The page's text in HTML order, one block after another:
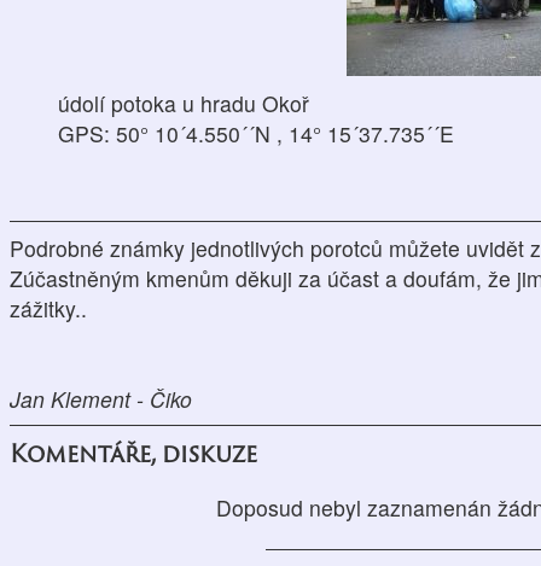
údolí potoka u hradu Okoř
GPS: 50° 10´4.550´´N , 14° 15´37.735´´E
Podrobné známky jednotlivých porotců můžete uvidět
Zúčastněným kmenům děkuji za účast a doufám, že
zážitky..
Jan Klement - Čiko
Komentáře, diskuze
Doposud nebyl zaznamenán